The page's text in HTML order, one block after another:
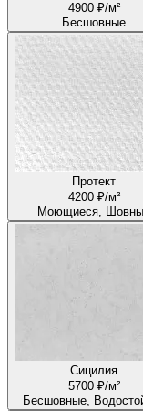
4900 ₽/м²
Бесшовные
Протект
4200 ₽/м²
Моющиеся,
Сицилия
5700 ₽/м²
Бесшовные,